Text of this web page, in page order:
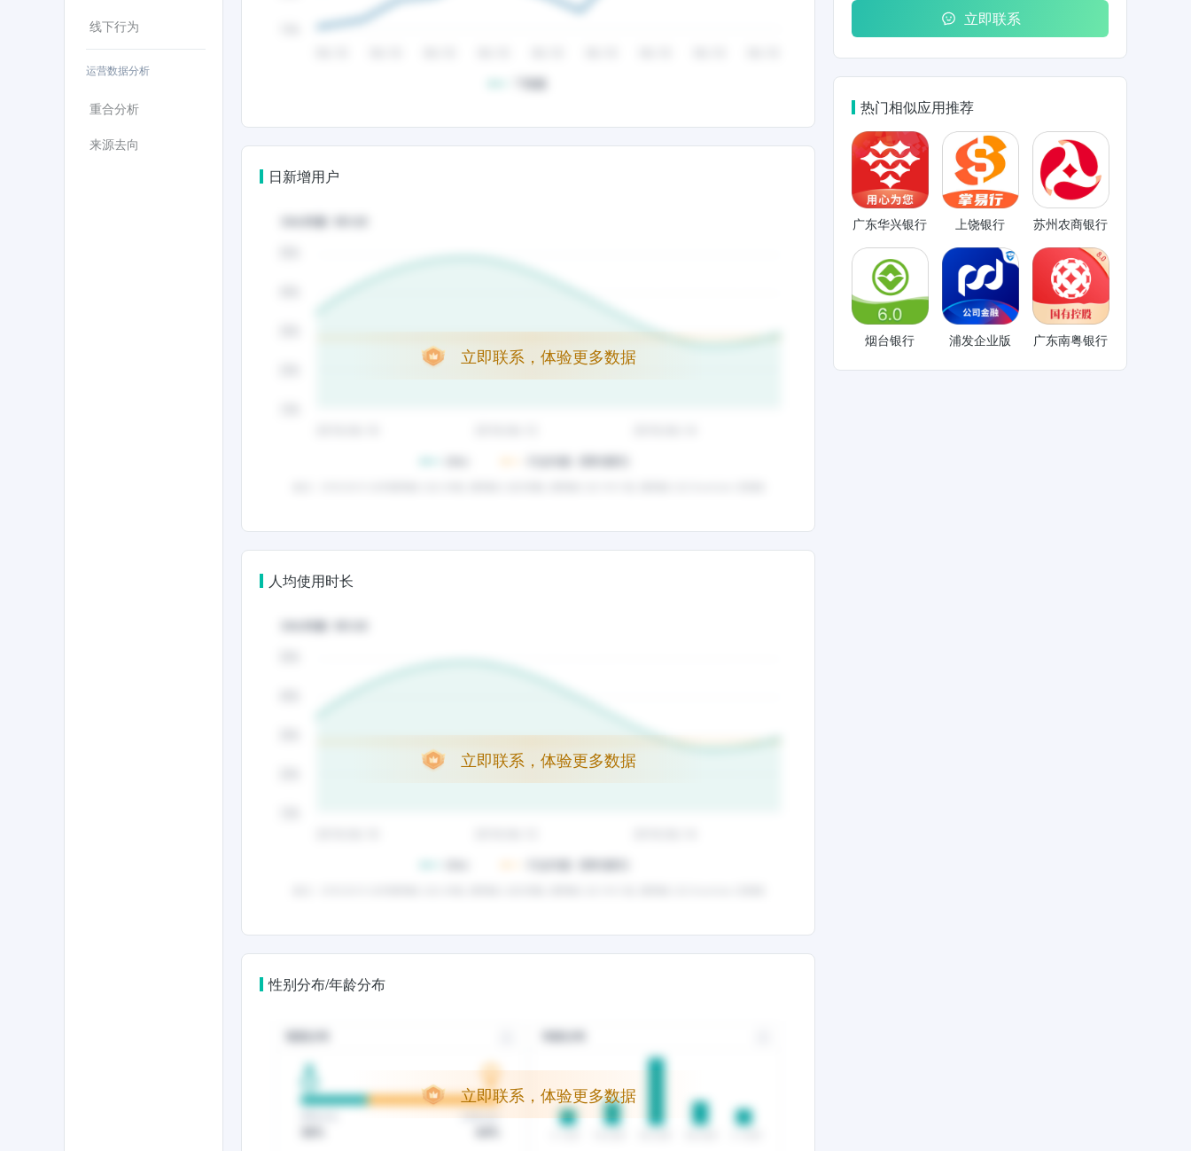
线下行为
运营数据分析
重合分析
来源去向
日新增用户
立即联系，体验更多数据
人均使用时长
立即联系，体验更多数据
性别分布/年龄分布
立即联系，体验更多数据
立即联系
热门相似应用推荐
广东华兴银行 上饶银行 苏州农商银行
烟台银行 浦发企业版 广东南粤银行